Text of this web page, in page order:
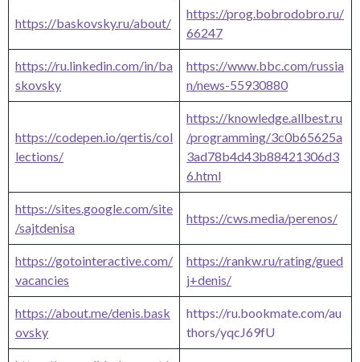
https://baskovsky.ru/about/
https://prog.bobrodobro.ru/
66247
https://ru.linkedin.com/in/ba
skovsky
https://www.bbc.com/russia
n/news-55930880
https://codepen.io/qertis/col
lections/
https://knowledge.allbest.ru
/programming/3c0b65625a
3ad78b4d43b88421306d3
6.html
https://sites.google.com/site
/sajtdenisa
https://cws.media/perenos/
https://gotointeractive.com/
vacancies
https://rankw.ru/rating/gued
j+denis/
https://about.me/denis.bask
ovsky
https://ru.bookmate.com/au
thors/yqcJ69fU